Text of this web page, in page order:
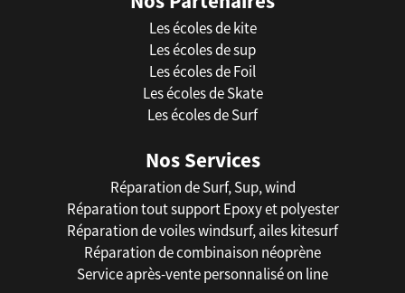
Les écoles de kite
Les écoles de sup
Les écoles de Foil
Les écoles de Skate
Les écoles de Surf
Nos Services
Réparation de Surf, Sup, wind
Réparation tout support Epoxy et polyester
Réparation de voiles windsurf, ailes kitesurf
Réparation de combinaison néoprène
Service après-vente personnalisé on line